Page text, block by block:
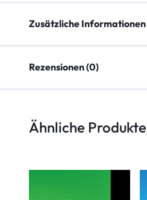
Zusätzliche Informationen
Rezensionen (0)
Ähnliche Produkte